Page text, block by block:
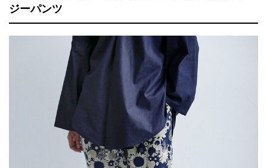
ジーパンツ